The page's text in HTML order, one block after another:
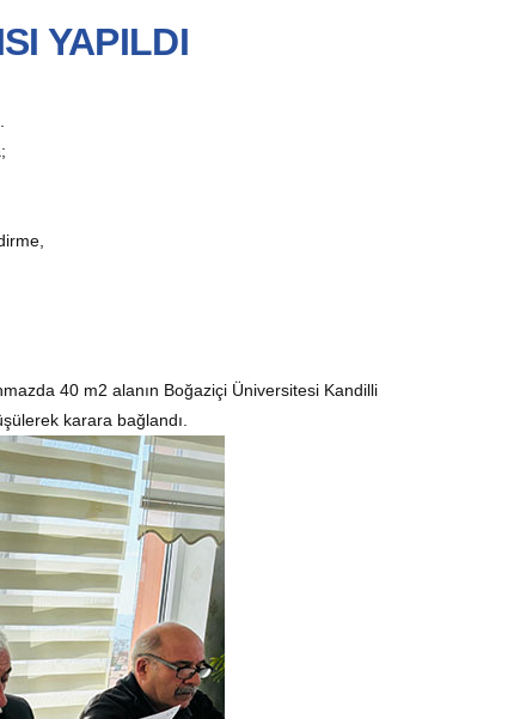
YAPILDI
40 m2 alanın Boğaziçi Üniversitesi Kandilli
karara bağlandı.